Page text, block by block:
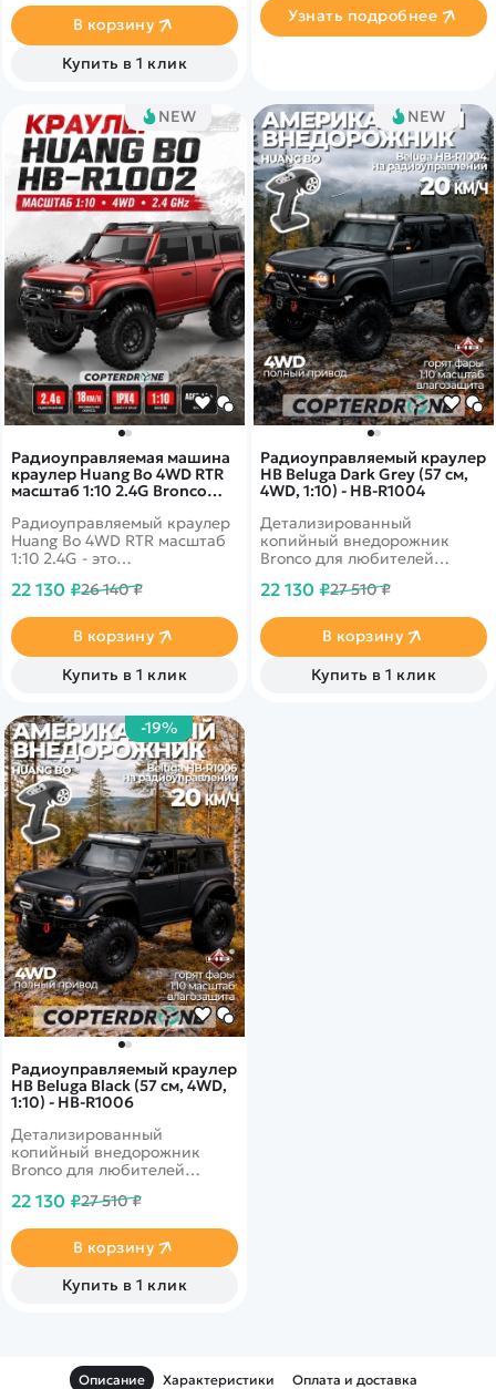
Узнать подробнее
шестерня, коллекторный 550
электродвигатель, полное
пропорциональное
управления, аккумулятор 7,4
В корзину
Купить в 1 клик
NEW
Радиоуправляемая машина
краулер Huang Bo 4WD RTR
масштаб 1:10 2.4G Bronco
Радиоуправляемый краулер
Huang Bo 4WD RTR масштаб
1:10 2.4G - это
полноприводная машина
шестерня, коллекторный 550
электродвигатель, полное
пропорциональное
управления, аккумулятор 7,4
22 130 ₽26 140 ₽
В корзину
Купить в 1 клик
NEW
Радиоуправляемый краулер
HB Beluga Dark Grey (57 см,
4WD, 1:10) - HB-R1004
Детализированный
копийный внедорожник
Bronco для любителей
Имеет постоянный полный
фары. Тяговитый
коллекторный электромотор
позволит без труда
преодолевать бездорожье, а
22 130 ₽27 510 ₽
В корзину
Купить в 1 клик
-19%
Радиоуправляемый краулер
HB Beluga Black (57 см, 4WD,
1:10) - HB-R1006
Детализированный
копийный внедорожник
Bronco для любителей
Имеет постоянный полный
фары. Тяговитый
коллекторный электромотор
позволит без труда
преодолевать бездорожье, а
проходимостью и высоким
качеством
22 130 ₽27 510 ₽
В корзину
Купить в 1 клик
Описание Характеристики Оплата и доставка